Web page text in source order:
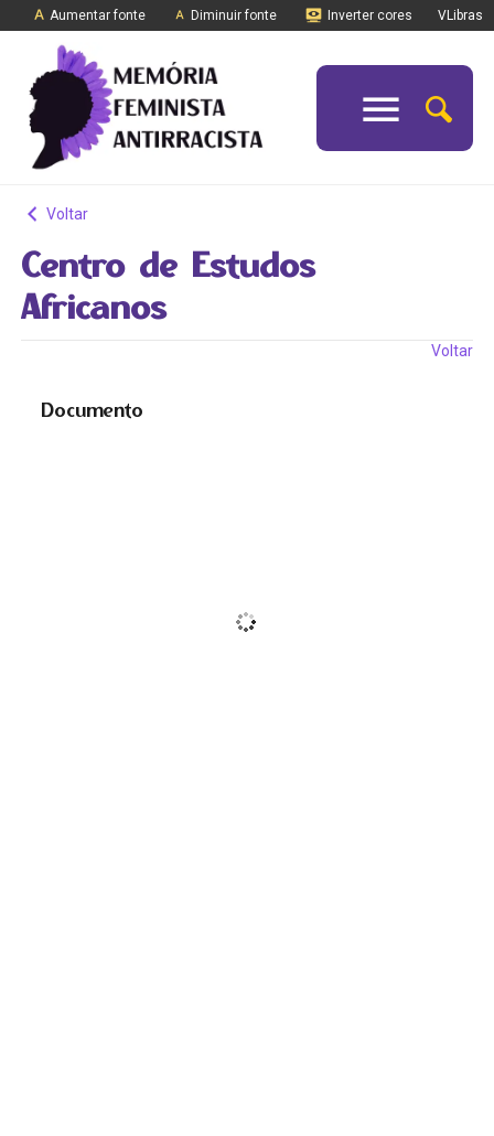
Aumentar fonte Diminuir fonte Inverter cores VLibras
Voltar
Centro de Estudos
Africanos
Voltar
Documento